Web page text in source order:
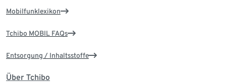
Mobilfunklexikon
Tchibo MOBIL FAQs
Entsorgung / Inhaltsstoffe
Über Tchibo